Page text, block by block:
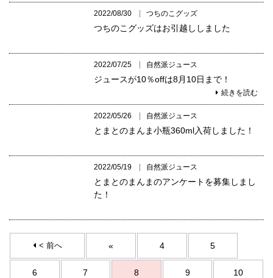
2022/08/30 つちのこグッズ
つちのこグッズはお引越ししました
2022/07/25 自然派ジュース
ジュースが10％offは8月10日まで！
続きを読む
2022/05/26 自然派ジュース
とまとのまんま小瓶360ml入荷しました！
2022/05/19 自然派ジュース
とまとのまんまのアンケートを募集しまし
た！
< 前へ « 4 5
6 7 8 9 10